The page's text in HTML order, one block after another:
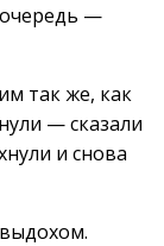
—
так же, как
— сказали
и снова